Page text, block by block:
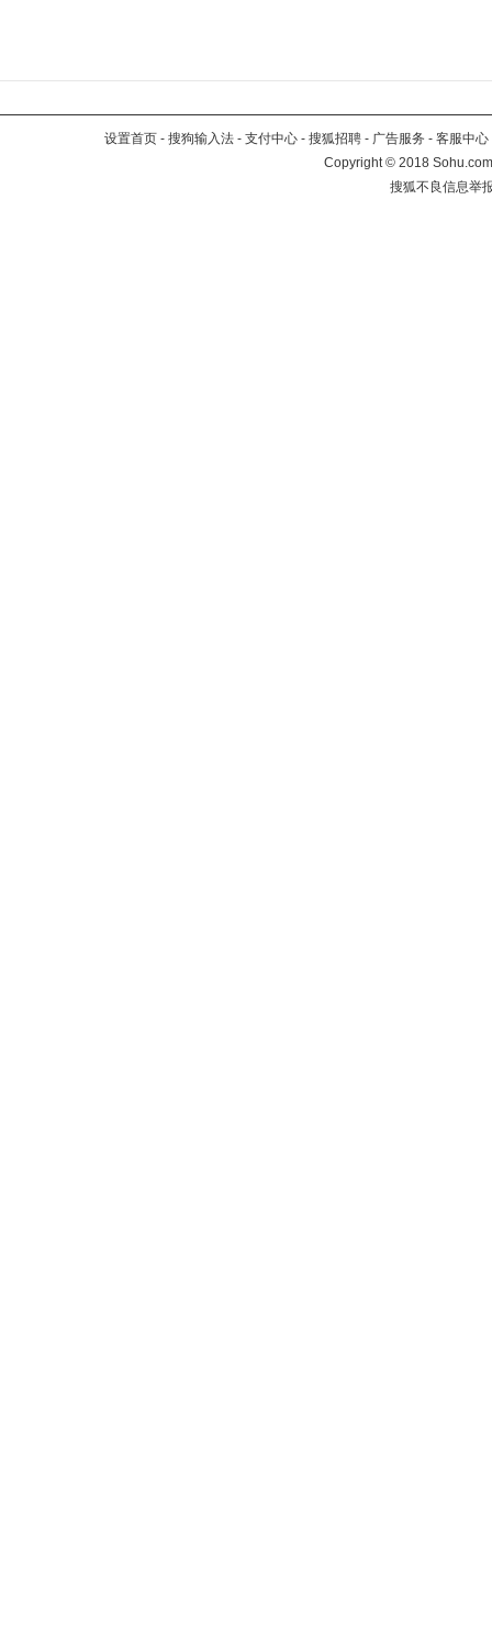
设置首页 - 搜狗输入法 - 支付中心 - 搜狐招聘 - 广告服务 - 客服中心
Copyright©2018
搜狐不良信息举